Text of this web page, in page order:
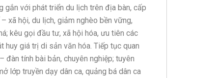
gắn với phát triển du lịch trên địa bàn, cấp
xã hội, du lịch, giảm nghèo bền vững,
kêu gọi đầu tư, xã hội hóa, ưu tiên các
giá trị di sản văn hóa. Tiếp tục quan
đàn tính bài bản, chuyên nghiệp; tuyên
lớp truyền dạy dân ca, quảng bá dân ca